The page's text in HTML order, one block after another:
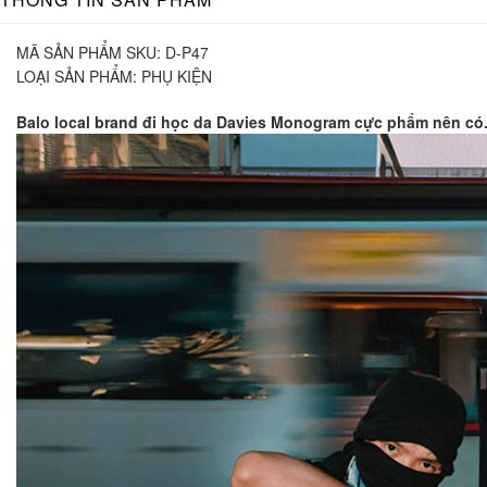
MÃ SẢN PHẨM SKU: D-P47
LOẠI SẢN PHẨM: PHỤ KIỆN
Balo local brand đi học da Davies Monogram cực phẩm nên có.